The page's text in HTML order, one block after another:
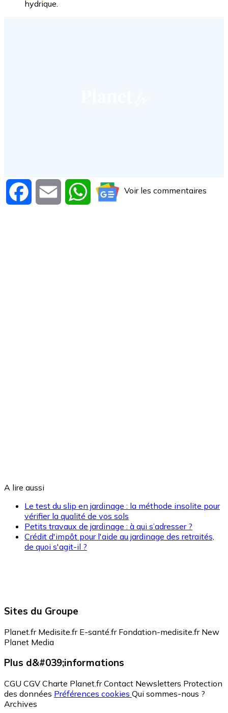
hydrique.
Facebook Email WhatsAppVoir les commentaires
A lire aussi
Le test du slip en jardinage : la méthode insolite pour
vérifier la qualité de vos sols
Petits travaux de jardinage : à qui s’adresser ?
Crédit d'impôt pour l'aide au jardinage des retraités,
de quoi s'agit-il ?
Sites du Groupe
Planet.fr Medisite.fr E-santé.fr Fondation-medisite.fr New
Planet Media
Plus d&#039;informations
CGU CGV Charte Planet.fr Contact Newsletters Protection
des données Préférences cookies Qui sommes-nous ?
Archives